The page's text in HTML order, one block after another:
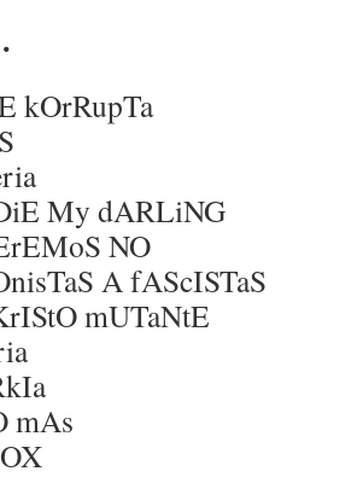
kOrRupTa
My dARLiNG
NO
A fAScISTaS
mUTaNtE
mAs